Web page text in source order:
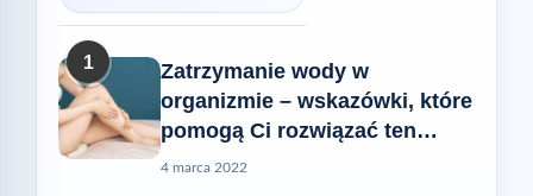
1
Zatrzymanie wody w
organizmie – wskazówki, które
pomogą Ci rozwiązać ten
problem
4 marca 2022